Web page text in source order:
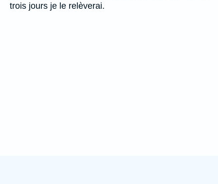
trois jours je le relèverai.